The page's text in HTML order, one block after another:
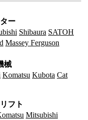
ー
Shibaura SATOH
Massey Ferguson
械
Komatsu Kubota Cat
フト
Mitsubishi